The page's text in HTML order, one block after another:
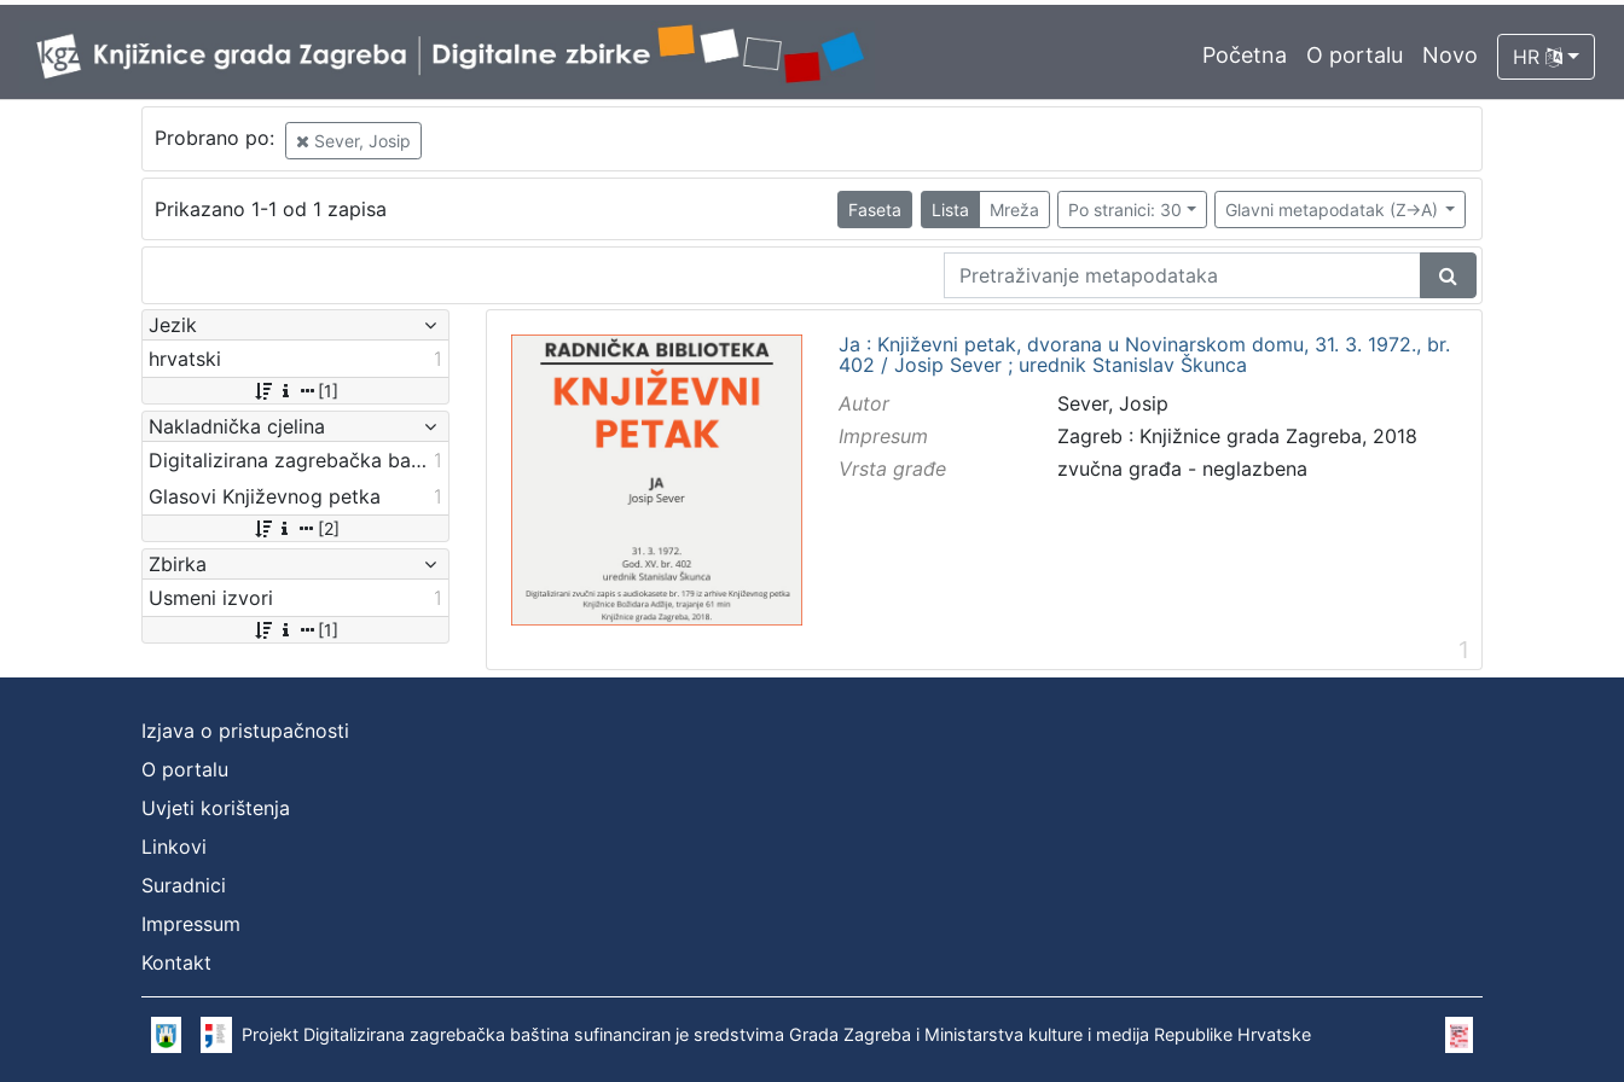
Početna O portalu Novo HR
Probrano po: Sever, Josip
Prikazano 1-1 od 1 zapisa Faseta Lista Mreža Po stranici: 30 Glavni metapodatak (Z->A)
Jezik
hrvatski
1
[1]
Nakladnička cjelina
Digitalizirana zagrebačka baština 1
Glasovi Književnog petka
1
[2]
Zbirka
Usmeni izvori
1
[1]
Ja : Književni petak, dvorana u Novinarskom domu, 31. 3. 1972., br.
402 / Josip Sever ; urednik Stanislav Škunca
Autor
Sever, Josip
Impresum
Zagreb : Knjižnice grada Zagreba, 2018
Vrsta građe
zvučna građa - neglazbena
1
Izjava o pristupačnosti
O portalu
Uvjeti korištenja
Linkovi
Suradnici
Impressum
Kontakt
Projekt Digitalizirana zagrebačka baština sufinanciran je sredstvima Grada Zagreba i Ministarstva kulture i medija Republike Hrvatske